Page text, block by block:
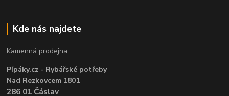
Kde nás najdete
Kamenná prodejna
Pípáky.cz - Rybářské potřeby
Nad Rezkovcem 1801
286 01 Čáslav